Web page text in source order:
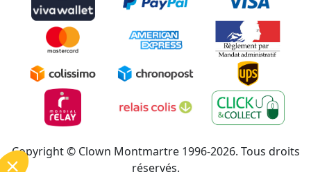
Copyright © Clown Montmartre 1996-2026. Tous droits
réservés.